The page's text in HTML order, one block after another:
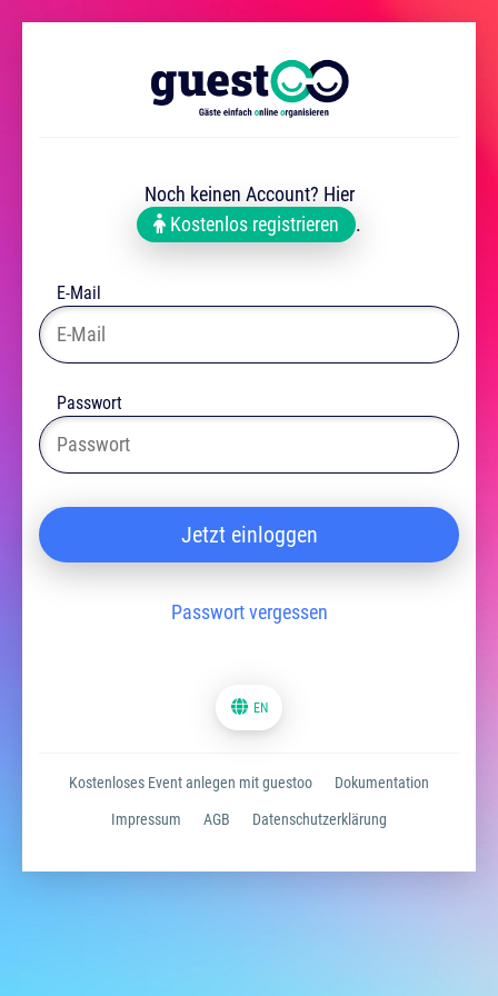
Noch keinen Account? Hier
Kostenlos registrieren
.
E-Mail
Passwort
Jetzt einloggen
Passwort vergessen
EN
Kostenloses Event anlegen mit guestoo Dokumentation
Impressum AGB Datenschutzerklärung